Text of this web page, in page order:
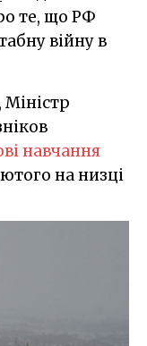
те, що РФ
війну в
навчання
на низці